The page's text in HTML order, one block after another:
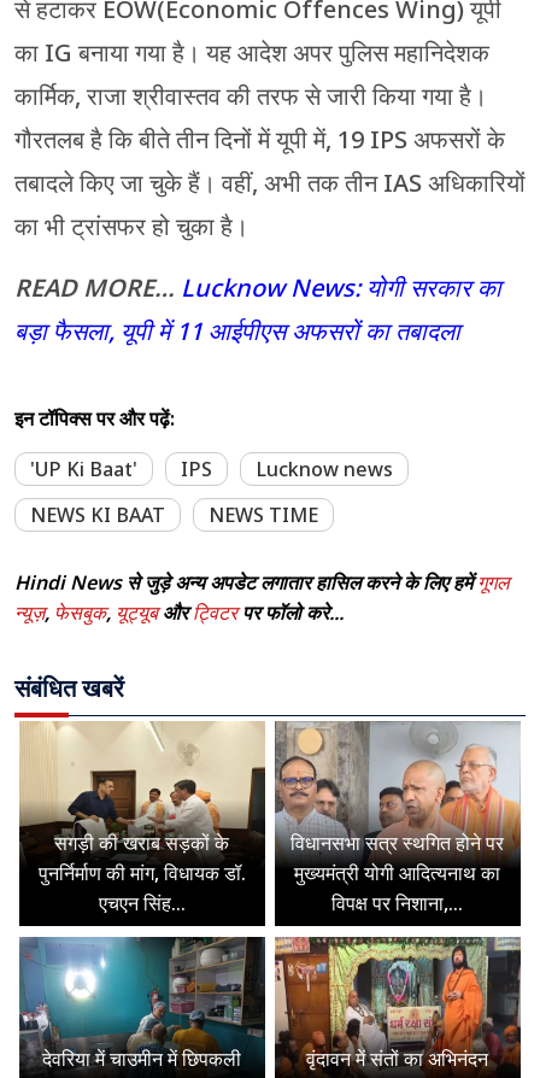
से हटाकर EOW(Economic Offences Wing) यूपी
का IG बनाया गया है। यह आदेश अपर पुलिस महानिदेशक
कार्मिक, राजा श्रीवास्तव की तरफ से जारी किया गया है।
गौरतलब है कि बीते तीन दिनों में यूपी में, 19 IPS अफसरों के
तबादले किए जा चुके हैं। वहीं, अभी तक तीन IAS अधिकारियों
का भी ट्रांसफर हो चुका है।
READ MORE… Lucknow News: योगी सरकार का
बड़ा फैसला, यूपी में 11 आईपीएस अफसरों का तबादला
इन टॉपिक्स पर और पढ़ें:
'UP Ki Baat'
IPS
Lucknow news
NEWS KI BAAT
NEWS TIME
Hindi News से जुड़े अन्य अपडेट लगातार हासिल करने के लिए हमेंगूगल
न्यूज़, फेसबुक, यूट्यूबऔरट्विटरपर फॉलो करे...
संबंधित खबरें
सगड़ी की खराब सड़कों के
पुनर्निर्माण की मांग, विधायक डॉ.
एचएन सिंह...
विधानसभा सत्र स्थगित होने पर
मुख्यमंत्री योगी आदित्यनाथ का
विपक्ष पर निशाना,...
देवरिया में चाउमीन में छिपकली
वृंदावन में संतों का अभिनंदन